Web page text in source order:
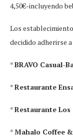
4,50€-incluyendo
Los
decidido adherirse
*BRAVO Casual-
*Restaurante
*Restaurante Los
* Mahalo Coffee